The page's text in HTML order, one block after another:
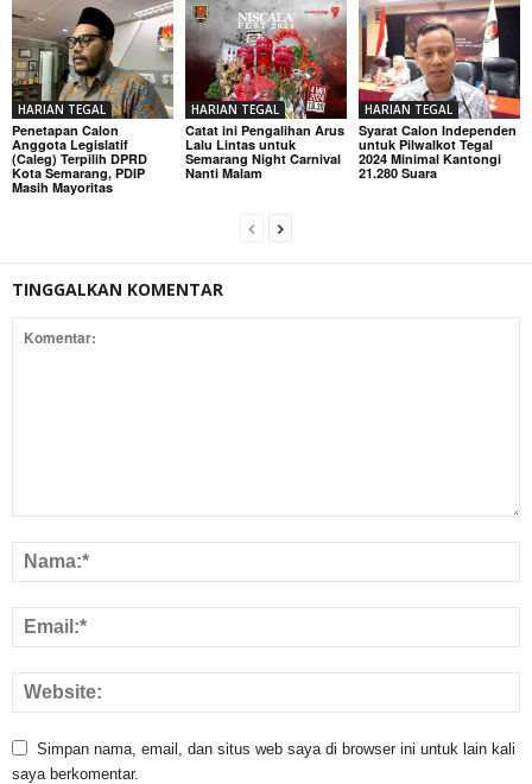
HARIAN TEGAL
Penetapan Calon
Anggota Legislatif
(Caleg) Terpilih DPRD
Kota Semarang, PDIP
Masih Mayoritas
HARIAN TEGAL
Catat ini Pengalihan Arus
Lalu Lintas untuk
Semarang Night Carnival
Nanti Malam
HARIAN TEGAL
Syarat Calon Independen
untuk Pilwalkot Tegal
2024 Minimal Kantongi
21.280 Suara
TINGGALKAN KOMENTAR
Simpan nama, email, dan situs web saya di browser ini untuk lain kali
saya berkomentar.